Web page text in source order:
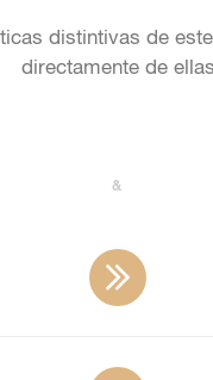
distintivas de
directamente de ellas
&